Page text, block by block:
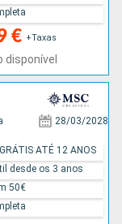
€ +Taxas
disponível
28/03/2028
ATÉ 12 ANOS
desde os 3 anos
50€